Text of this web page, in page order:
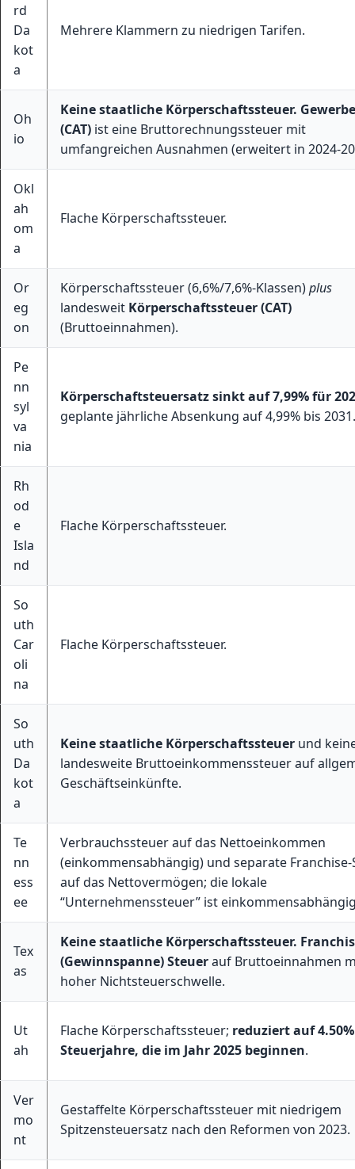
rd
Da
kot
a
Mehrere Klammern zu niedrigen Tarifen.
Oh
io
Keine staatliche Körperschaftssteuer.
(CAT) ist eine Bruttorechnungssteuer mit
umfangreichen Ausnahmen (erweitert in 2024-
Okl
ah
om
a
Flache Körperschaftssteuer.
Or
eg
on
Körperschaftssteuer (6,6%/7,6%-Klassen)plus
landesweit Körperschaftssteuer (CAT)
(Bruttoeinnahmen).
Pe
nn
syl
va
nia
Körperschaftsteuersatz sinkt auf 7,99% für
geplante jährliche Absenkung auf 4,99% bis 2031.
Rh
od
e
Isla
nd
Flache Körperschaftssteuer.
So
uth
Car
oli
na
Flache Körperschaftssteuer.
So
uth
Da
kot
a
Keine staatliche Körperschaftssteuer und
landesweite Bruttoeinkommenssteuer auf
Geschäftseinkünfte.
Te
nn
ess
ee
Verbrauchssteuer auf das Nettoeinkommen
(einkommensabhängig) und separate
auf das Nettovermögen; die lokale
“Unternehmenssteuer” ist
Tex
as
Keine staatliche Körperschaftssteuer.
(Gewinnspanne) Steuerauf Bruttoeinnahmen
hoher Nichtsteuerschwelle.
Ut
ah
Flache Körperschaftssteuer; reduziert auf
Steuerjahre, die im Jahr 2025 beginnen.
Ver
mo
nt
Gestaffelte Körperschaftssteuer mit niedrigem
Spitzensteuersatz nach den Reformen von 2023.